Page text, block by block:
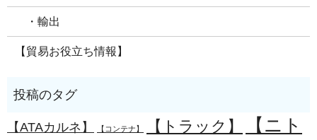
・輸出
【貿易お役立ち情報】
【ATAカルネ】 【コンテナ】 【トラック】
【ニト